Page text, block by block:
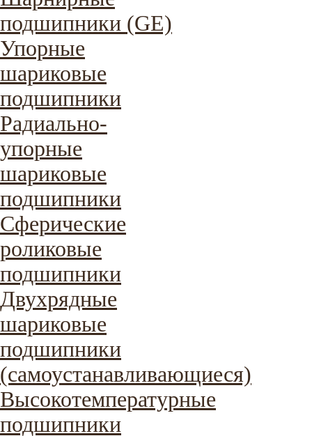
подшипники (GE)
Упорные
шариковые
подшипники
Радиально-
упорные
шариковые
подшипники
Сферические
роликовые
подшипники
Двухрядные
шариковые
подшипники
(самоустанавливающиеся)
Высокотемпературные
подшипники